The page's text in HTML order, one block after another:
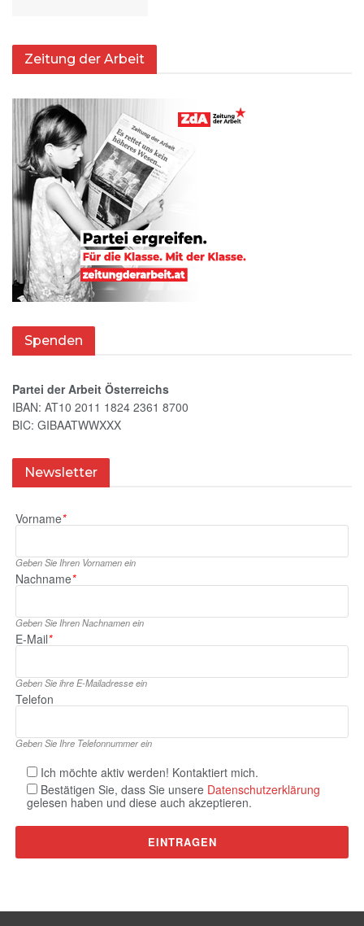
Zeitung der Arbeit
Spenden
Partei der Arbeit Österreichs
IBAN: AT10 2011 1824 2361 8700
BIC: GIBAATWWXXX
Newsletter
Vorname*
Geben Sie Ihren Vornamen ein
Nachname*
Geben Sie Ihren Nachnamen ein
E‑Mail*
Geben Sie ihre E‑Mailadresse ein
Telefon
Geben Sie Ihre Telefonnummer ein
Ich möchte aktiv werden! Kontaktiert mich.
Bestätigen Sie, dass Sie unsere Datenschutzerklärung
gelesen haben und diese auch akzeptieren.